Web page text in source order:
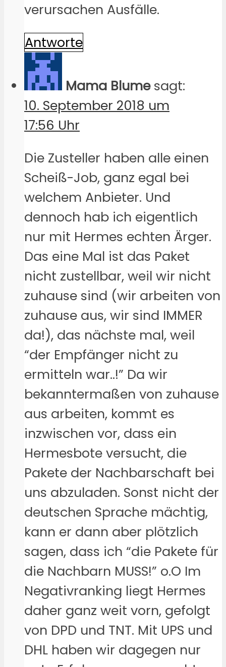
verursachen Ausfälle.
Antworte
Mama Blume sagt:
10. September 2018 um
17:56 Uhr
Die Zusteller haben alle einen
Scheiß-Job, ganz egal bei
welchem Anbieter. Und
dennoch hab ich eigentlich
nur mit Hermes echten Ärger.
Das eine Mal ist das Paket
nicht zustellbar, weil wir nicht
zuhause sind (wir arbeiten von
zuhause aus, wir sind IMMER
da!), das nächste mal, weil
“der Empfänger nicht zu
ermitteln war..!” Da wir
bekanntermaßen von zuhause
aus arbeiten, kommt es
inzwischen vor, dass ein
Hermesbote versucht, die
Pakete der Nachbarschaft bei
uns abzuladen. Sonst nicht der
deutschen Sprache mächtig,
kann er dann aber plötzlich
sagen, dass ich “die Pakete für
die Nachbarn MUSS!” o.O Im
Negativranking liegt Hermes
daher ganz weit vorn, gefolgt
von DPD und TNT. Mit UPS und
DHL haben wir dagegen nur